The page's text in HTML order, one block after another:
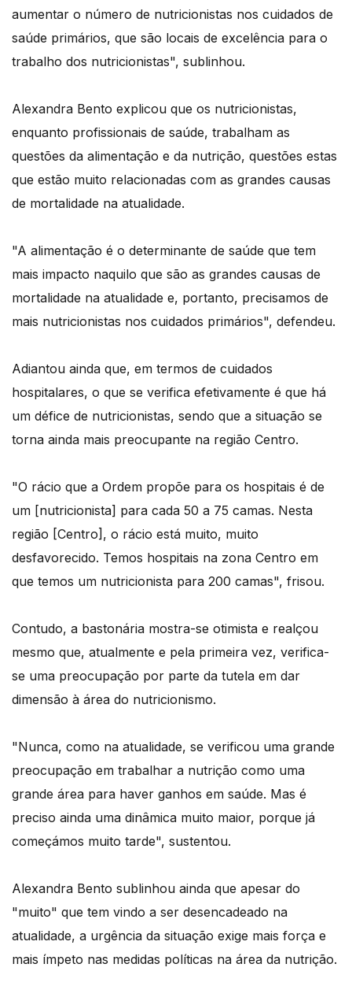
aumentar o número de nutricionistas nos cuidados de
saúde primários, que são locais de excelência para o
trabalho dos nutricionistas", sublinhou.
Alexandra Bento explicou que os nutricionistas,
enquanto profissionais de saúde, trabalham as
questões da alimentação e da nutrição, questões estas
que estão muito relacionadas com as grandes causas
de mortalidade na atualidade.
"A alimentação é o determinante de saúde que tem
mais impacto naquilo que são as grandes causas de
mortalidade na atualidade e, portanto, precisamos de
mais nutricionistas nos cuidados primários", defendeu.
Adiantou ainda que, em termos de cuidados
hospitalares, o que se verifica efetivamente é que há
um défice de nutricionistas, sendo que a situação se
torna ainda mais preocupante na região Centro.
"O rácio que a Ordem propõe para os hospitais é de
um [nutricionista] para cada 50 a 75 camas. Nesta
região [Centro], o rácio está muito, muito
desfavorecido. Temos hospitais na zona Centro em
que temos um nutricionista para 200 camas", frisou.
Contudo, a bastonária mostra-se otimista e realçou
mesmo que, atualmente e pela primeira vez, verifica-
se uma preocupação por parte da tutela em dar
dimensão à área do nutricionismo.
"Nunca, como na atualidade, se verificou uma grande
preocupação em trabalhar a nutrição como uma
grande área para haver ganhos em saúde. Mas é
preciso ainda uma dinâmica muito maior, porque já
começámos muito tarde", sustentou.
Alexandra Bento sublinhou ainda que apesar do
"muito" que tem vindo a ser desencadeado na
atualidade, a urgência da situação exige mais força e
mais ímpeto nas medidas políticas na área da nutrição.